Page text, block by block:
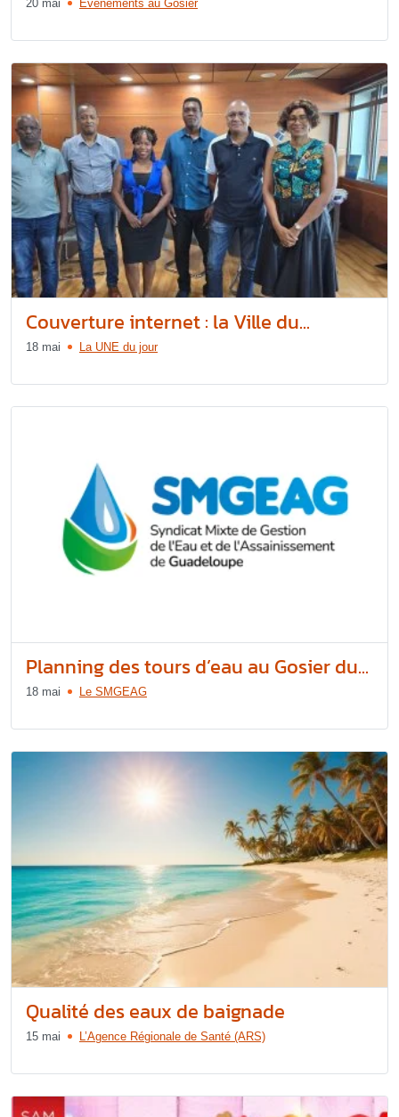
20 mai Evénements au Gosier
Couverture internet : la Ville du...
18 mai La UNE du jour
Planning des tours d’eau au Gosier du...
18 mai Le SMGEAG
Qualité des eaux de baignade
15 mai L’Agence Régionale de Santé (ARS)